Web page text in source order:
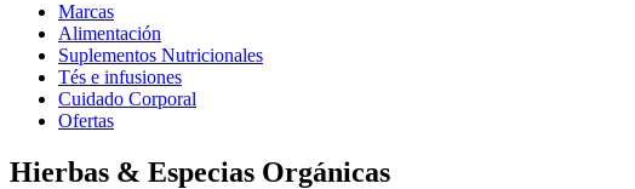
Marcas
Alimentación
Suplementos Nutricionales
Tés e infusiones
Cuidado Corporal
Ofertas
Hierbas & Especias Orgánicas